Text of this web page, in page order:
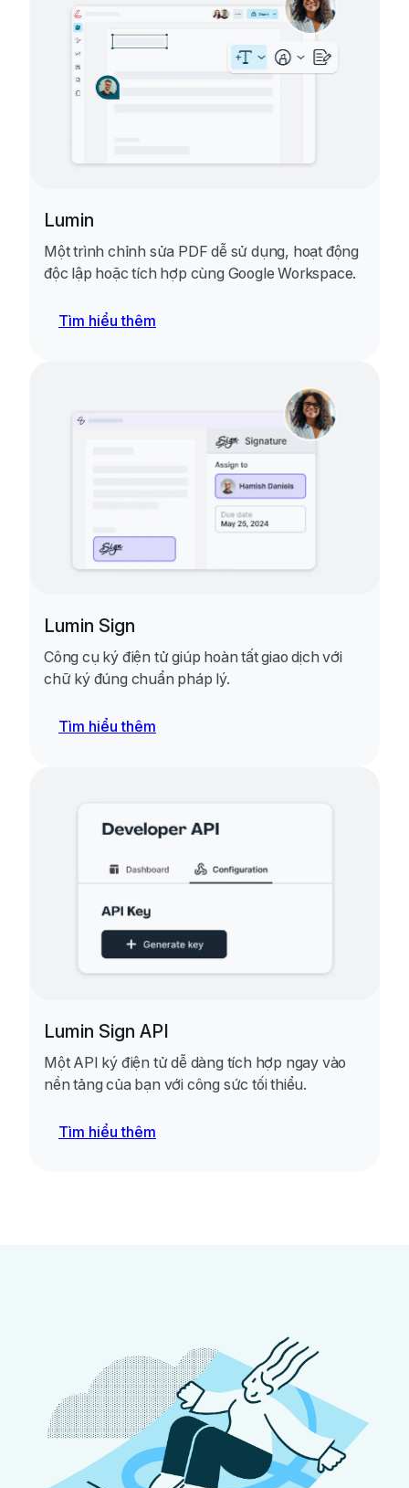
Lumin
Một trình chỉnh sửa PDF dễ sử dụng, hoạt động
độc lập hoặc tích hợp cùng Google Workspace.
Tìm hiểu thêm
Lumin Sign
Công cụ ký điện tử giúp hoàn tất giao dịch với
chữ ký đúng chuẩn pháp lý.
Tìm hiểu thêm
Lumin Sign API
Một API ký điện tử dễ dàng tích hợp ngay vào
nền tảng của bạn với công sức tối thiểu.
Tìm hiểu thêm